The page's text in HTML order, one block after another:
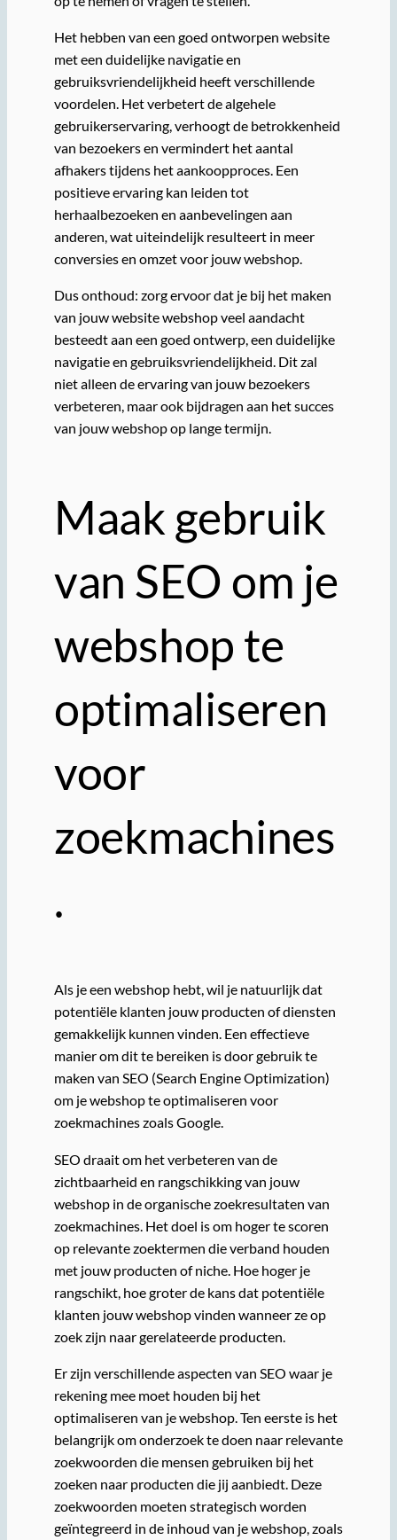
Het hebben van een goed ontworpen website
met een duidelijke navigatie en
gebruiksvriendelijkheid heeft verschillende
voordelen. Het verbetert de algehele
gebruikerservaring, verhoogt de betrokkenheid
van bezoekers en vermindert het aantal
afhakers tijdens het aankoopproces. Een
positieve ervaring kan leiden tot
herhaalbezoeken en aanbevelingen aan
anderen, wat uiteindelijk resulteert in meer
conversies en omzet voor jouw webshop.
Dus onthoud: zorg ervoor dat je bij het maken
van jouw website webshop veel aandacht
besteedt aan een goed ontwerp, een duidelijke
navigatie en gebruiksvriendelijkheid. Dit zal
niet alleen de ervaring van jouw bezoekers
verbeteren, maar ook bijdragen aan het succes
van jouw webshop op lange termijn.
Maak gebruik
van SEO om je
webshop te
optimaliseren
voor
zoekmachines
.
Als je een webshop hebt, wil je natuurlijk dat
potentiële klanten jouw producten of diensten
gemakkelijk kunnen vinden. Een effectieve
manier om dit te bereiken is door gebruik te
maken van SEO (Search Engine Optimization)
om je webshop te optimaliseren voor
zoekmachines zoals Google.
SEO draait om het verbeteren van de
zichtbaarheid en rangschikking van jouw
webshop in de organische zoekresultaten van
zoekmachines. Het doel is om hoger te scoren
op relevante zoektermen die verband houden
met jouw producten of niche. Hoe hoger je
rangschikt, hoe groter de kans dat potentiële
klanten jouw webshop vinden wanneer ze op
zoek zijn naar gerelateerde producten.
Er zijn verschillende aspecten van SEO waar je
rekening mee moet houden bij het
optimaliseren van je webshop. Ten eerste is het
belangrijk om onderzoek te doen naar relevante
zoekwoorden die mensen gebruiken bij het
zoeken naar producten die jij aanbiedt. Deze
zoekwoorden moeten strategisch worden
geïntegreerd in de inhoud van je webshop, zoals